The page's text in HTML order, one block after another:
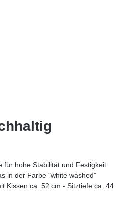
für hohe Stabilität und Festigkeit
in der Farbe "white washed"
Kissen ca. 52 cm - Sitztiefe ca. 44